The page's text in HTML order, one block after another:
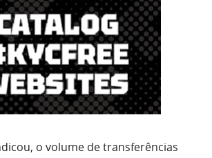
o volume de transferências